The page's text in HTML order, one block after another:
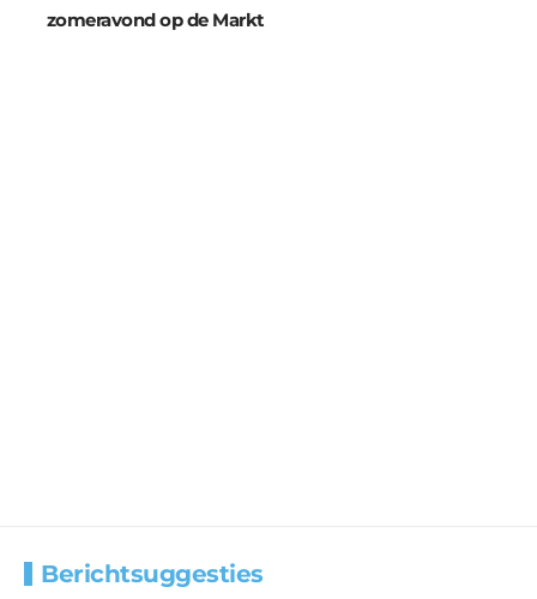
zomeravond op de Markt
Berichtsuggesties